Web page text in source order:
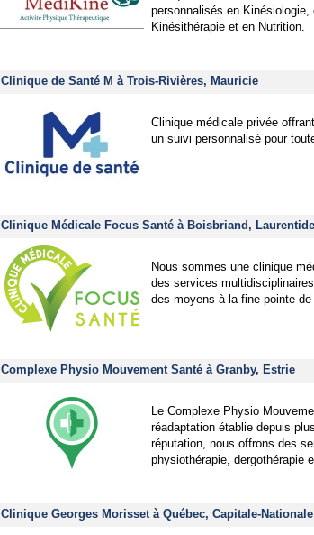
personnalisés en
Kinésithérapie et en Nutrition.
Clinique de Santé M à Trois-Rivières, Mauricie
Clinique médicale privée
un suivi personnalisé pour
Clinique Médicale Focus Santé à Boisbriand,
Nous sommes une clinique
des services
des moyens à la fine pointe de
Complexe Physio Mouvement Santé à Granby, Estrie
Le Complexe Physio
réadaptation établie depuis
réputation, nous offrons des
physiothérapie, dergothérapie
Clinique Georges Morisset à Québec, Capitale-Nationale